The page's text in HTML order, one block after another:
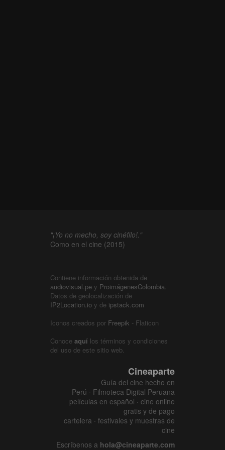
"¡Yo no mecho, soy cinéfilo!."
Como en el cine (2015)
Contiene información obtenida de
audiovisual.pe y ProimágenesColombia.
Datos de geolocalización de
IP2Location.io y de ipstack.com
Iconos creados por Freepik - Flaticon
Conoce aquí los términos y condiciones
del uso de este sitio web.
Cineaparte
Guía del cine hecho en
Perú · Filmoteca Digital Peruana
películas en español · cine online
gratis y de pago
cartelera · festivales y muestras de
cine
Escríbenos a hola@cineaparte.com